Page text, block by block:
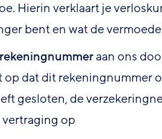
Hierin verklaart je
bent en wat de
rekeningnummeraan ons
op dat dit rekeningnummer
gesloten, de
op